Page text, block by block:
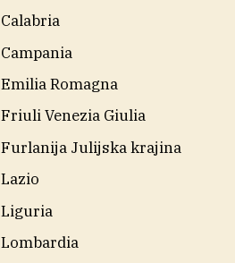
Calabria
Campania
Emilia Romagna
Friuli Venezia Giulia
Furlanija Julijska krajina
Lazio
Liguria
Lombardia